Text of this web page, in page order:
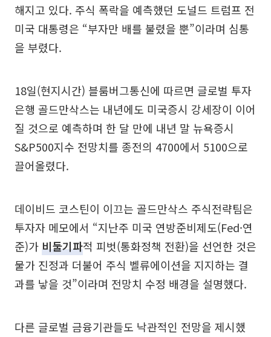
해지고 있다. 주식 폭락을 예측했던 도널드 트럼프 전
미국 대통령은 “부자만 배를 불렸을 뿐”이라며 심통
을 부렸다.
18일(현지시간) 블룸버그통신에 따르면 글로벌 투자
은행 골드만삭스는 내년에도 미국증시 강세장이 이어
질 것으로 예측하며 한 달 만에 내년 말 뉴욕증시
S&P500지수 전망치를 종전의 4700에서 5100으로
끌어올렸다.
데이비드 코스틴이 이끄는 골드만삭스 주식전략팀은
투자자 메모에서 “지난주 미국 연방준비제도(Fed·연
준)가비둘기파적 피벗(통화정책 전환)을 선언한 것은
물가 진정과 더불어 주식 벨류에이션을 지지하는 결
과를 낳을 것”이라며 전망치 수정 배경을 설명했다.
다른 글로벌 금융기관들도 낙관적인 전망을 제시했